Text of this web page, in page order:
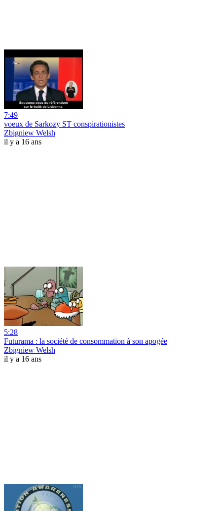
7:49
voeux de Sarkozy ST conspirationistes
Zbigniew Welsh
il y a 16 ans
5:28
Futurama : la société de consommation à son apogée
Zbigniew Welsh
il y a 16 ans